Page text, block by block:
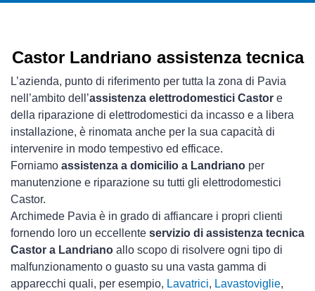
Castor Landriano assistenza tecnica
L’azienda, punto di riferimento per tutta la zona di Pavia
nell’ambito dell’assistenza elettrodomestici Castor e
della riparazione di elettrodomestici da incasso e a libera
installazione, è rinomata anche per la sua capacità di
intervenire in modo tempestivo ed efficace.
Forniamo assistenza a domicilio a Landriano per
manutenzione e riparazione su tutti gli elettrodomestici
Castor.
Archimede Pavia è in grado di affiancare i propri clienti
fornendo loro un eccellente servizio di assistenza tecnica
Castor a Landriano allo scopo di risolvere ogni tipo di
malfunzionamento o guasto su una vasta gamma di
apparecchi quali, per esempio, Lavatrici, Lavastoviglie,